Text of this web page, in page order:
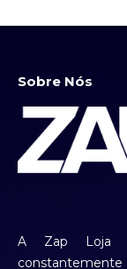
Sobre Nós
A Zap Loja